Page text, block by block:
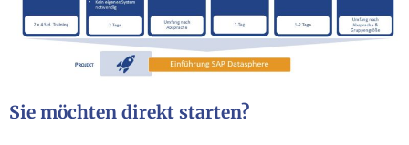
Sie möchten direkt starten?